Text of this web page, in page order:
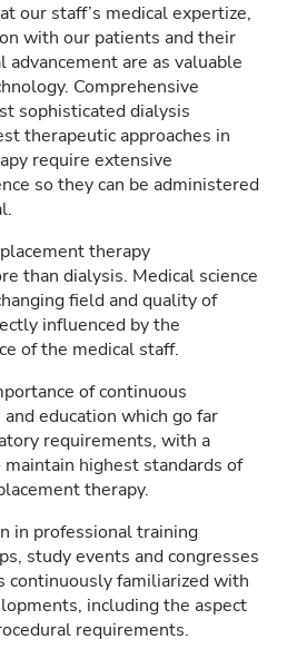
our staff’s medical expertize,
with our patients and their
are as valuable
Comprehensive
sophisticated dialysis
therapeutic approaches in
require extensive
so they can be administered
therapy
than dialysis. Medical science
field and quality of
influenced by the
of the medical staff.
of continuous
education which go far
requirements, with a
highest standards of
therapy.
in professional training
study events and congresses
continuously familiarized with
including the aspect
requirements.